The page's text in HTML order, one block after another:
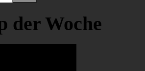
der Woche